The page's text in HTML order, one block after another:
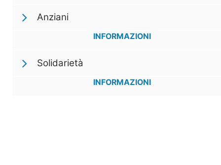
Anziani
INFORMAZIONI
Solidarietà
INFORMAZIONI